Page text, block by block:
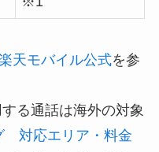
天モバイル公式を参
る通話は海外の対象
対応エリア・料金